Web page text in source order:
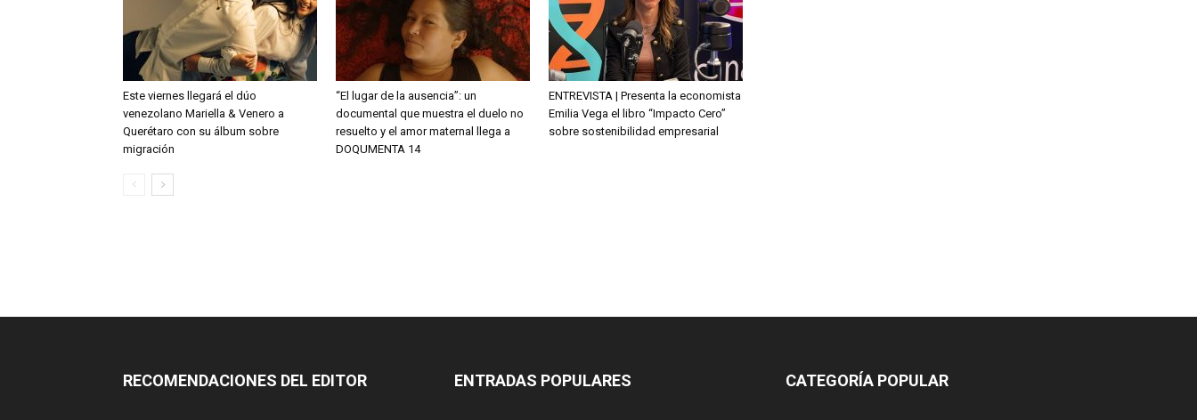
Este viernes llegará el dúo
venezolano Mariella & Venero a
Querétaro con su álbum sobre
migración
“El lugar de la ausencia”: un
documental que muestra el duelo no
resuelto y el amor maternal llega a
DOQUMENTA 14
ENTREVISTA | Presenta la economista
Emilia Vega el libro “Impacto Cero”
sobre sostenibilidad empresarial
RECOMENDACIONES DEL EDITOR ENTRADAS POPULARES CATEGORÍA POPULAR